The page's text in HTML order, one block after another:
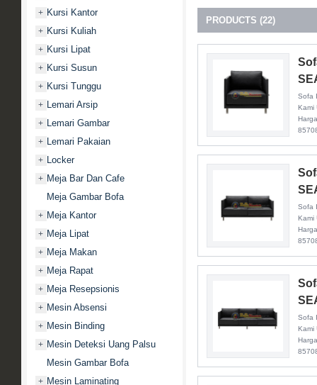
+ Kursi Kantor
+ Kursi Kuliah
+ Kursi Lipat
+ Kursi Susun
+ Kursi Tunggu
+ Lemari Arsip
+ Lemari Gambar
+ Lemari Pakaian
+ Locker
+ Meja Bar Dan Cafe
Meja Gambar Bofa
+ Meja Kantor
+ Meja Lipat
+ Meja Makan
+ Meja Rapat
+ Meja Resepsionis
+ Mesin Absensi
+ Mesin Binding
+ Mesin Deteksi Uang Palsu
Mesin Gambar Bofa
+ Mesin Laminating
PRODUCTS (22)
Sofa
Kami
Sofa
Kami
Sofa
Kami